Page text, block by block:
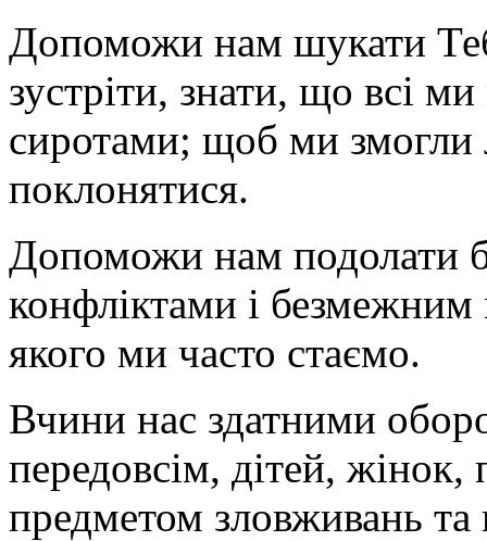
Допоможи нам шукати
зустріти, знати, що всі
сиротами; щоб ми змогли
поклонятися.
Допоможи нам подолати
конфліктами і
якого ми часто стаємо.
Вчини нас здатними
передовсім, дітей, жінок,
предметом зловживань та